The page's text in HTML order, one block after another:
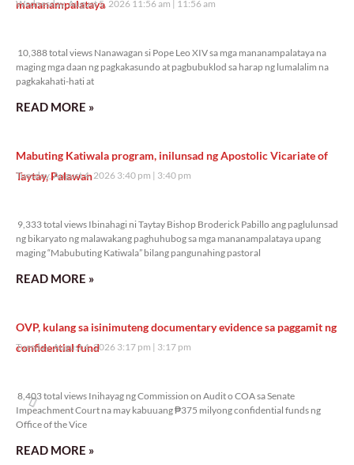
mananampalataya
Wednesday, August 5, 2026 11:56 am 11:56 am
10,388 total views Nanawagan si Pope Leo XIV sa mga mananampalataya na
maging mga daan ng pagkakasundo at pagbubuklod sa harap ng lumalalim na
pagkakahati-hati at
READ MORE »
Mabuting Katiwala program, inilunsad ng Apostolic Vicariate of
Taytay, Palawan
Tuesday, August 4, 2026 3:40 pm 3:40 pm
9,333 total views Ibinahagi ni Taytay Bishop Broderick Pabillo ang paglulunsad
ng bikaryato ng malawakang paghuhubog sa mga mananampalataya upang
maging “Mabubuting Katiwala” bilang pangunahing pastoral
READ MORE »
OVP, kulang sa isinimuteng documentary evidence sa paggamit ng
confidential fund
Tuesday, August 4, 2026 3:17 pm 3:17 pm
8,403 total views Inihayag ng Commission on Audit o COA sa Senate
Impeachment Court na may kabuuang ₱375 milyong confidential funds ng
Office of the Vice
READ MORE »